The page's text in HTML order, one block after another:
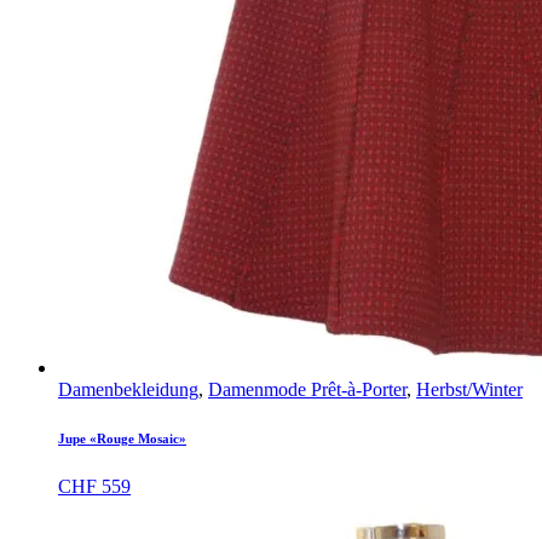
Damenbekleidung, Damenmode Prêt-à-Porter, Herbst/Winter
Jupe «Rouge Mosaic»
CHF 559